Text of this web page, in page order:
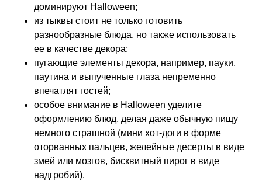
доминируют Halloween;
из тыквы стоит не только готовить
разнообразные блюда, но также использовать
ее в качестве декора;
пугающие элементы декора, например, пауки,
паутина и выпученные глаза непременно
впечатлят гостей;
особое внимание в Halloween уделите
оформлению блюд, делая даже обычную пищу
немного страшной (мини хот-доги в форме
оторванных пальцев, желейные десерты в виде
змей или мозгов, бисквитный пирог в виде
надгробий).